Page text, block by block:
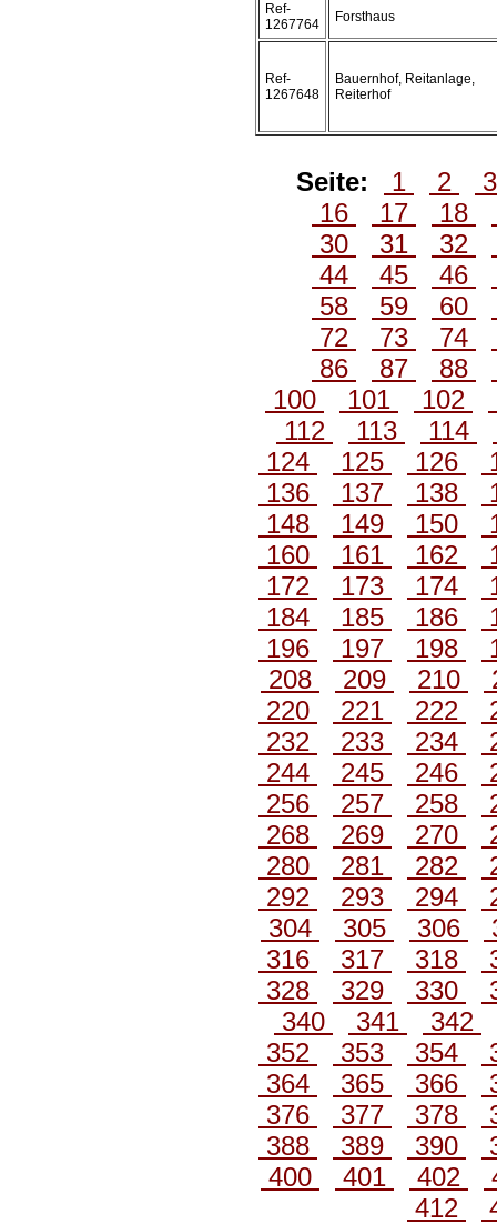
Ref-
1267764
Forsthaus
Ref-
1267648
Bauernhof, Reitanlage,
Reiterhof
Seite: 1 2
16
17 18
30
31 32
44
45 46
58
59 60
72
73 74
86
87 88
100
101 102
112
113 114
124
125 126
136
137 138
148
149 150
160
161 162
172
173 174
184
185 186
196
197 198
208
209 210
220
221 222
232
233 234
244
245 246
256
257 258
268
269 270
280
281 282
292
293 294
304
305 306
316
317 318
328
329 330
340
341
342
352
353 354
364
365 366
376
377 378
388
389 390
400
401 402
412